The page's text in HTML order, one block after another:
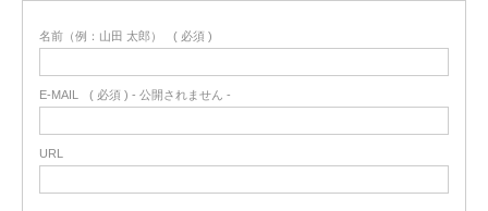
名前（例：山田 太郎） ( 必須 )
E-MAIL ( 必須 ) - 公開されません -
URL